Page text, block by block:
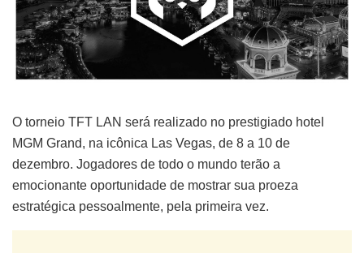
O torneio TFT LAN será realizado no prestigiado hotel
MGM Grand, na icônica Las Vegas, de 8 a 10 de
dezembro. Jogadores de todo o mundo terão a
emocionante oportunidade de mostrar sua proeza
estratégica pessoalmente, pela primeira vez.